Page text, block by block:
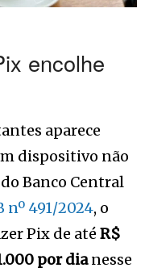
encolhe
aparece
dispositivo não
Banco Central
nº 491/2024, o
Pix de até R$
por dianesse